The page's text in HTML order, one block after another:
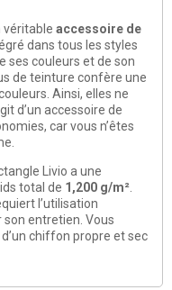
véritable accessoire de
dans tous les styles
ses couleurs et de son
de teinture confère une
Ainsi, elles ne
d’un accessoire de
car vous n’êtes
Livio a une
total de 1,200 g/m²
l’utilisation
son entretien. Vous
chiffon propre et sec